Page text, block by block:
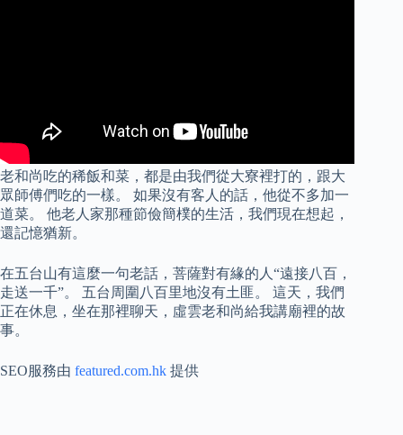
老和尚吃的稀飯和菜，都是由我們從大寮裡打的，跟大
眾師傅們吃的一樣。 如果沒有客人的話，他從不多加一
道菜。 他老人家那種節儉簡樸的生活，我們現在想起，
還記憶猶新。
在五台山有這麼一句老話，菩薩對有緣的人“遠接八百，
走送一千”。 五台周圍八百里地沒有土匪。 這天，我們
正在休息，坐在那裡聊天，虛雲老和尚給我講廟裡的故
事。
SEO服務由 featured.com.hk 提供